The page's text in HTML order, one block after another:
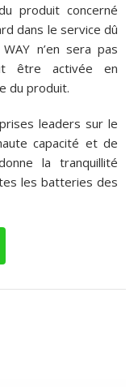
produit concerné
dans le service dû
n’en sera pas
être activée en
du produit.
leaders sur le
capacité et de
la tranquillité
les batteries des